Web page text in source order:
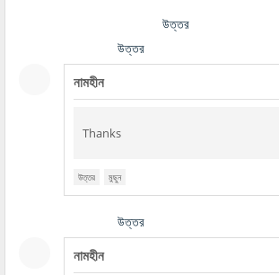
উত্তর
উত্তর
নামহীন
Thanks
উত্তর মুছুন
উত্তর
নামহীন